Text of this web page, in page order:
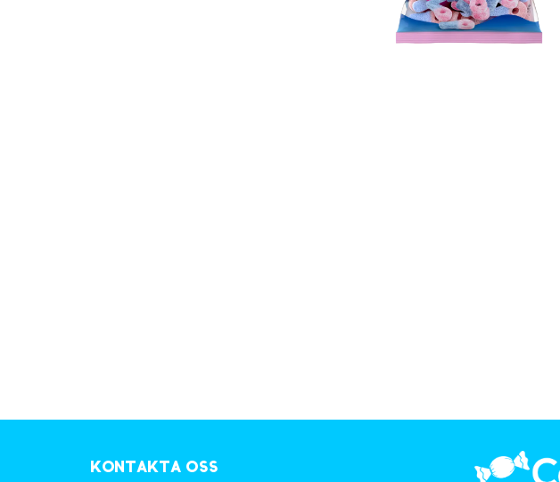
Kontakta oss